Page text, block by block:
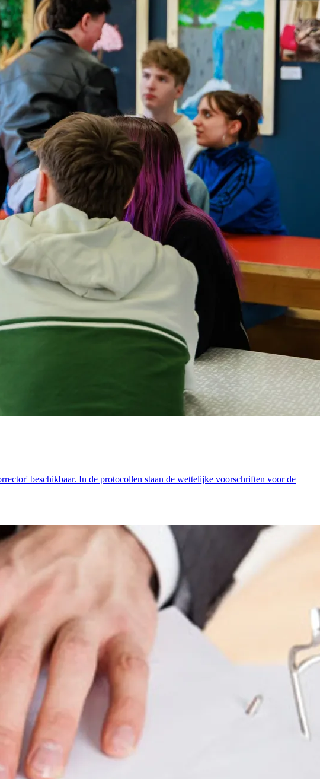
beschikbaar. In de protocollen staan de wettelijke voorschriften voor de